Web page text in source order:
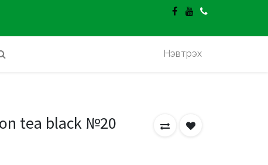
үнэгүй.
Нэвтрэх
tea black №20